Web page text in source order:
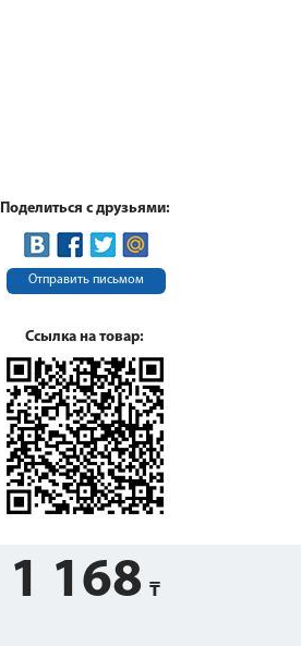
Поделиться с друзьями:
Отправить письмом
Ссылка на товар:
1 168